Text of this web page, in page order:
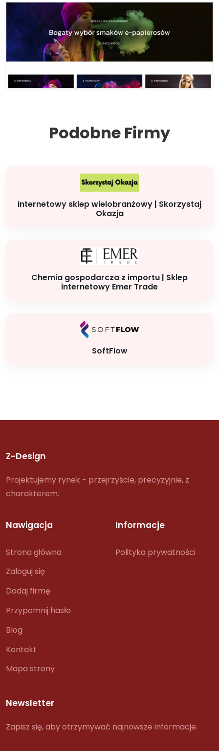
Podobne Firmy
Internetowy sklep wielobranżowy | Skorzystaj
Okazja
Chemia gospodarcza z importu | Sklep
internetowy Emer Trade
SoftFlow
Z-Design
Projektujemy rynek - przejrzyście, precyzyjnie, z
charakterem.
Nawigacja
Strona główna
Zaloguj się
Dodaj firmę
Przypomnij hasło
Blog
Kontakt
Mapa strony
Informacje
Polityka prywatności
Newsletter
Zapisz się, aby otrzymywać najnowsze informacje.